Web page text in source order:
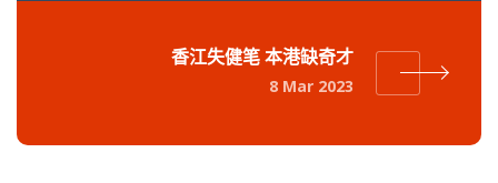
香江失健笔 本港缺奇才
8 Mar 2023